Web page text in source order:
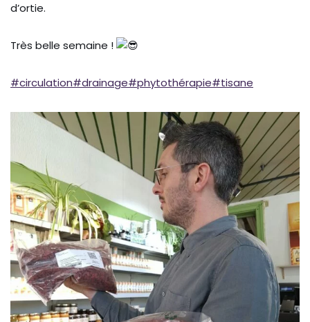
d’ortie.
Très belle semaine !
#circulation#drainage#phytothérapie#tisane